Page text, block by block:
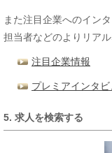
また注目企業へのイン
担当者などのよりリア
注目企業情報
プレミアインタビ
5. 求人を検索する